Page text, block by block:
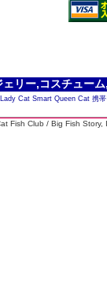
リー,コスチュー
Lady Cat Smart Queen Cat 携
Fish Club / Big Fish Story,